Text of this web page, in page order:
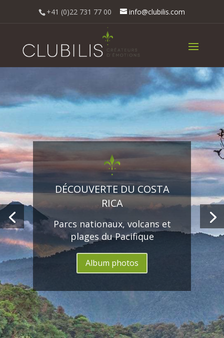
+41 (0)22 731 77 00 info@clubilis.com
DÉCOUVERTE DU COSTA
RICA
Parcs nationaux, volcans et
plages du Pacifique
Album photos